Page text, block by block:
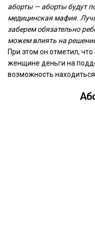
аборты — аборты будут
медицинская мафия.
заберем обязательно
можем влиять на
При этом он отметил,
женщине деньги на
возможность